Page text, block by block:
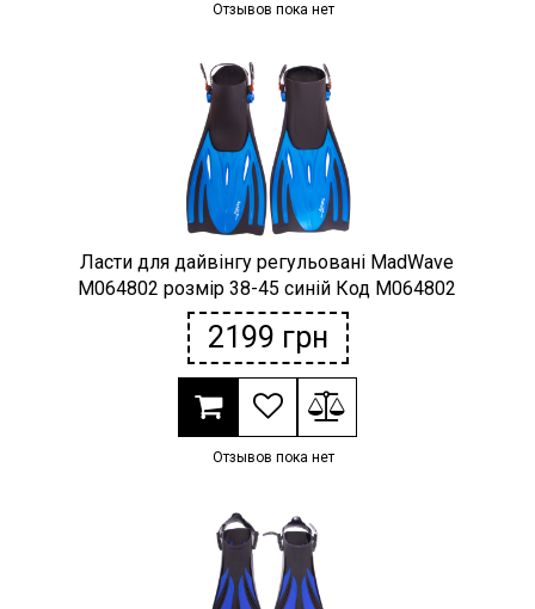
Отзывов пока нет
Ласти для дайвінгу регульовані MadWave
M064802 розмір 38-45 синій Код M064802
2199 грн
Отзывов пока нет